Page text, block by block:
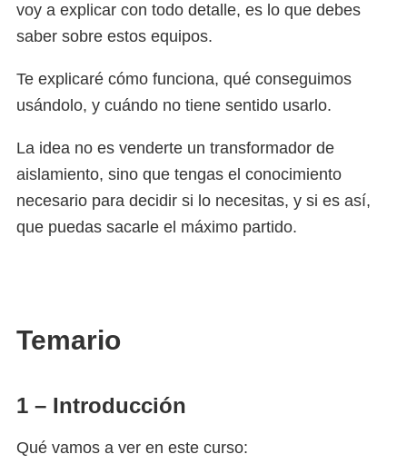
voy a explicar con todo detalle, es lo que debes
saber sobre estos equipos.
Te explicaré cómo funciona, qué conseguimos
usándolo, y cuándo no tiene sentido usarlo.
La idea no es venderte un transformador de
aislamiento, sino que tengas el conocimiento
necesario para decidir si lo necesitas, y si es así,
que puedas sacarle el máximo partido.
Temario
1 – Introducción
Qué vamos a ver en este curso: